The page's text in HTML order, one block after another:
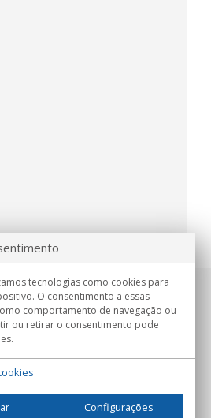
15:00h.
tecnologias como cookies para
O consentimento a essas
comportamento de navegação ou
ou retirar o consentimento pode
Configurações